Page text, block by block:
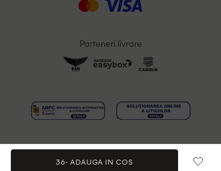
36- ADAUGA IN COS
Parteneri livrare
Toate drepturile rezervate © 2026 OutletMag